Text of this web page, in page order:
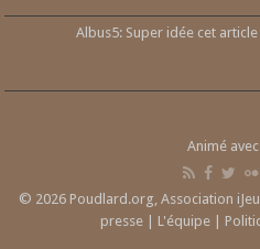
Albus5: Super idée cet
Animé avec
© 2026 Poudlard.org, Association
presse | L'équipe |